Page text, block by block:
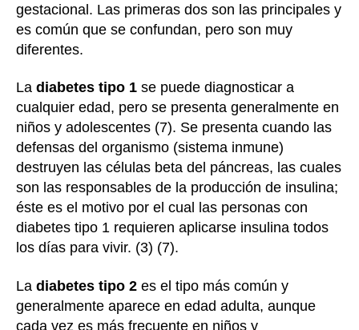
gestacional. Las primeras dos son las principales y
es común que se confundan, pero son muy
diferentes.
La diabetes tipo 1 se puede diagnosticar a
cualquier edad, pero se presenta generalmente en
niños y adolescentes (7). Se presenta cuando las
defensas del organismo (sistema inmune)
destruyen las células beta del páncreas, las cuales
son las responsables de la producción de insulina;
éste es el motivo por el cual las personas con
diabetes tipo 1 requieren aplicarse insulina todos
los días para vivir. (3) (7).
La diabetes tipo 2 es el tipo más común y
generalmente aparece en edad adulta, aunque
cada vez es más frecuente en niños y